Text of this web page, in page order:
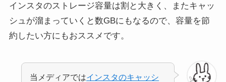
インスタのストレージ容量は割と大きく、またキャッ
シュが溜まっていくと数GBにもなるので、容量を節
約したい方にもおススメです。
当メディアではインスタのキャッシ